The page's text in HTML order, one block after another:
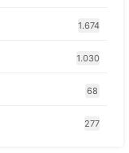
1.674
1.030
68
277